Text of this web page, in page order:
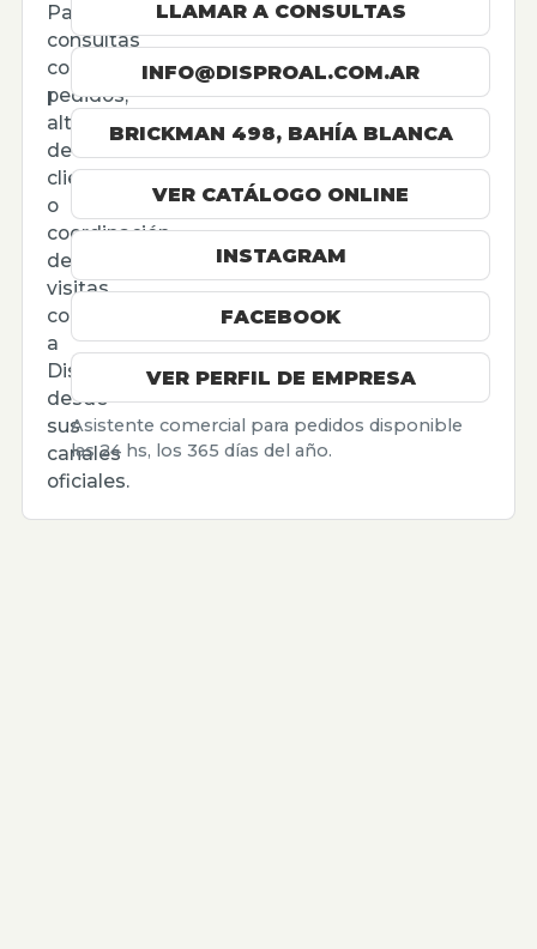
Para
consultas
comerciales,
pedidos,
altas
de
cliente
o
coordinación
de
visitas,
contactá
a
Disproal
desde
sus
canales
oficiales.
LLAMAR A CONSULTAS
INFO@DISPROAL.COM.AR
BRICKMAN 498, BAHÍA BLANCA
VER CATÁLOGO ONLINE
INSTAGRAM
FACEBOOK
VER PERFIL DE EMPRESA
Asistente comercial para pedidos disponible
las 24 hs, los 365 días del año.